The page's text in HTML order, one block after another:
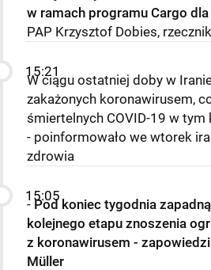
w ramach programu Cargo
PAP Krzysztof Dobies,
15:21
W ciągu ostatniej doby w
zakażonych koronawirusem,
śmiertelnych COVID-19 w tym
- poinformowało we wtorek
zdrowia
15:05
- Pod koniec tygodnia
kolejnego etapu znoszenia
z koronawirusem -
Müller